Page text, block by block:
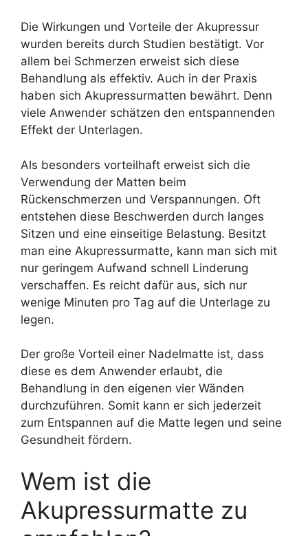
Die Wirkungen und Vorteile der Akupressur
wurden bereits durch Studien bestätigt. Vor
allem bei Schmerzen erweist sich diese
Behandlung als effektiv. Auch in der Praxis
haben sich Akupressurmatten bewährt. Denn
viele Anwender schätzen den entspannenden
Effekt der Unterlagen.
Als besonders vorteilhaft erweist sich die
Verwendung der Matten beim
Rückenschmerzen und Verspannungen. Oft
entstehen diese Beschwerden durch langes
Sitzen und eine einseitige Belastung. Besitzt
man eine Akupressurmatte, kann man sich mit
nur geringem Aufwand schnell Linderung
verschaffen. Es reicht dafür aus, sich nur
wenige Minuten pro Tag auf die Unterlage zu
legen.
Der große Vorteil einer Nadelmatte ist, dass
diese es dem Anwender erlaubt, die
Behandlung in den eigenen vier Wänden
durchzuführen. Somit kann er sich jederzeit
zum Entspannen auf die Matte legen und seine
Gesundheit fördern.
Wem ist die
Akupressurmatte zu